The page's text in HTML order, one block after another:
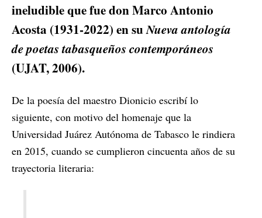
ineludible que fue don Marco Antonio
Acosta (1931-2022) en suNueva antología
de poetas tabasqueños contemporáneos
(UJAT, 2006).
De la poesía del maestro Dionicio escribí lo
siguiente, con motivo del homenaje que la
Universidad Juárez Autónoma de Tabasco le rindiera
en 2015, cuando se cumplieron cincuenta años de su
trayectoria literaria: